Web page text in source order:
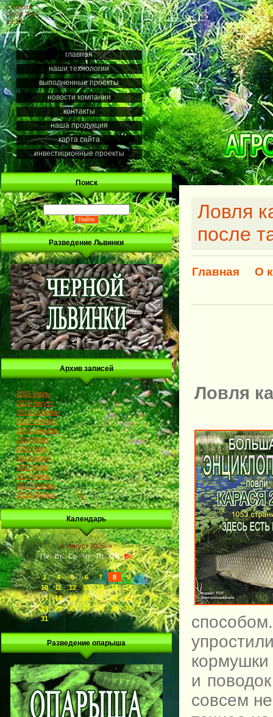
Суббота
08.08.2026
19:10
главная
наши технологии
выполненные проекты
новости компании
контакты
наша продукция
карта сайта
инвестиционные проекты
Поиск
Разведение Львинки
Архив записей
2015 Июль
2015 Август
2015 Октябрь
2015 Ноябрь
2015 Декабрь
2016 Март
2016 Май
2016 Июль
2017 Март
2017 Июль
2017 Ноябрь
2018 Апрель
Календарь
« Август 2026 »
Пн
Вт Ср Чт Пт Сб
Вс
1
2
3
4 5 6 7 8
9
10
11 12 13 14 15
16
17
18 19 20 21 22
23
24
25 26 27 28 29
30
31
Разведение опарыша
Ловля
после
Главная О
Ловля
и
совсем